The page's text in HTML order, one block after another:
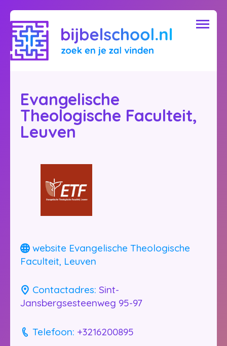
Evangelische
Theologische Faculteit,
Leuven
website Evangelische Theologische
Faculteit, Leuven
Contactadres: Sint-
Jansbergsesteenweg 95-97
Telefoon: +3216200895